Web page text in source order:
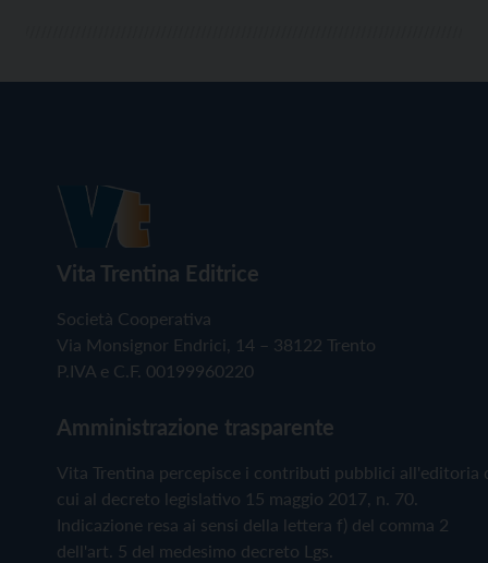
Vita Trentina Editrice
Società Cooperativa
Via Monsignor Endrici, 14 – 38122 Trento
P.IVA e C.F. 00199960220
Amministrazione trasparente
Vita Trentina percepisce i contributi pubblici all'editoria
cui al decreto legislativo 15 maggio 2017, n. 70.
Indicazione resa ai sensi della lettera f) del comma 2
dell'art. 5 del medesimo decreto Lgs.